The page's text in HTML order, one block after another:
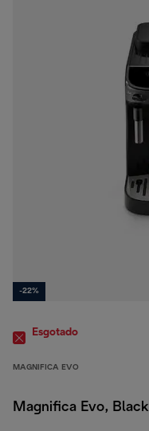
-22%
Esgotado
MAGNIFICA EVO
Magnifica Evo, Black